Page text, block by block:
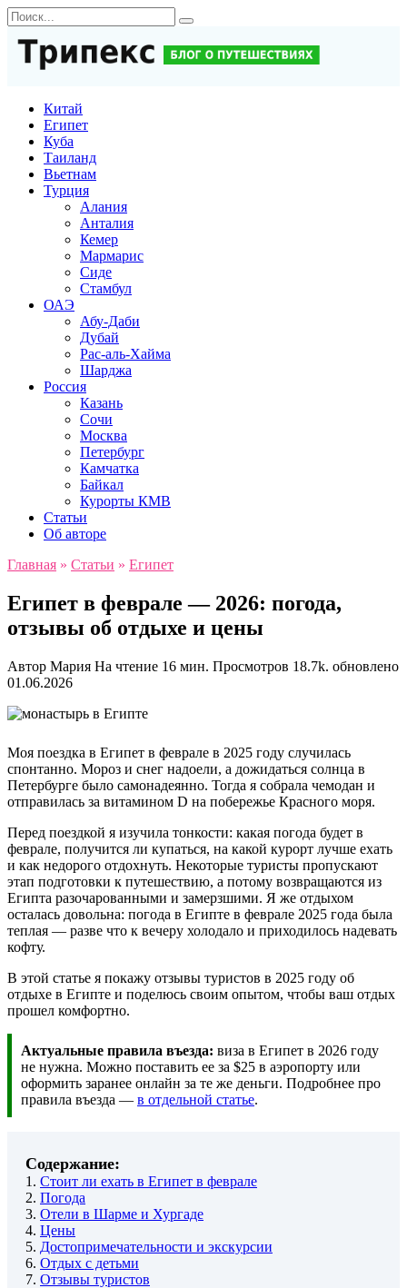
Перейти
к
содержанию
Search
for:
Китай
Египет
Куба
Таиланд
Вьетнам
Турция
Алания
Анталия
Кемер
Мармарис
Сиде
Стамбул
ОАЭ
Абу-Даби
Дубай
Рас-аль-Хайма
Шарджа
Россия
Казань
Сочи
Москва
Петербург
Камчатка
Байкал
Курорты КМВ
Статьи
Об авторе
Главная » Статьи » Египет
Египет в феврале — 2026: погода,
отзывы об отдыхе и цены
Автор Мария На чтение 16 мин. Просмотров 18.7k. обновлено
01.06.2026
Моя поездка в Египет в феврале в 2025 году случилась
спонтанно. Мороз и снег надоели, а дожидаться солнца в
Петербурге было самонадеянно. Тогда я собрала чемодан и
отправилась за витамином D на побережье Красного моря.
Перед поездкой я изучила тонкости: какая погода будет в
феврале, получится ли купаться, на какой курорт лучше ехать
и как недорого отдохнуть. Некоторые туристы пропускают
этап подготовки к путешествию, а потому возвращаются из
Египта разочарованными и замерзшими. Я же отдыхом
осталась довольна: погода в Египте в феврале 2025 года была
теплая — разве что к вечеру холодало и приходилось надевать
кофту.
В этой статье я покажу отзывы туристов в 2025 году об
отдыхе в Египте и поделюсь своим опытом, чтобы ваш отдых
прошел комфортно.
Актуальные правила въезда: виза в Египет в 2026 году
не нужна. Можно поставить ее за $25 в аэропорту или
оформить заранее онлайн за те же деньги. Подробнее про
правила въезда — в отдельной статье.
Содержание:
1. Стоит ли ехать в Египет в феврале
2. Погода
3. Отели в Шарме и Хургаде
4. Цены
5. Достопримечательности и экскурсии
6. Отдых с детьми
7. Отзывы туристов